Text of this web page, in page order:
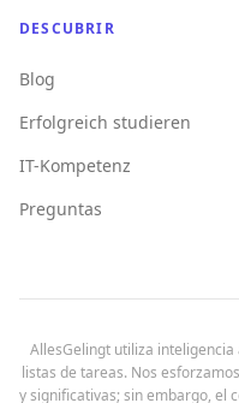
DESCUBRIR
Blog
Erfolgreich studieren
IT-Kompetenz
Preguntas
AllesGelingt utiliza
listas de tareas. Nos
y significativas; sin embargo, el